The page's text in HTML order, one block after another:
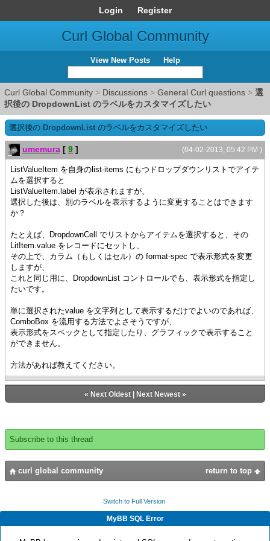
Login Register
Curl Global Community
View New Posts Help
Curl Global Community > Discussions > General Curl questions > 選
択後の DropdownList のラベルをカスタマイズしたい
選択後の DropdownList のラベルをカスタマイズしたい
(04-02-2013, 05:42 PM )
umemura [ 9 ]
ListValueItem を自身のlist-items にもつドロップダウンリストでアイテ
ムを選択すると
ListValueItem.label が表示されますが、
選択した後は、別のラベルを表示するように変更することはできます
か？
たとえば、DropdownCell でリストからアイテムを選択すると、その
LitItem.value をレコードにセットし、
その上で、カラム（もしくはセル）の format-spec で表示形式を変更
しますが、
これと同じ用に、DropdownList コントロールでも、表示形式を指定し
たいです。
単に選択されたvalue を文字列として表示するだけでよいのであれば、
ComboBox を流用する方法でよさそうですが、
表示形式をスペックとして指定したり、グラフィックで表示すること
ができません。
方法があれば教えてください。
« Next Oldest| Next Newest»
Subscribe to this thread
return to top
curl global community
Switch to Full Version
MyBB SQL Error